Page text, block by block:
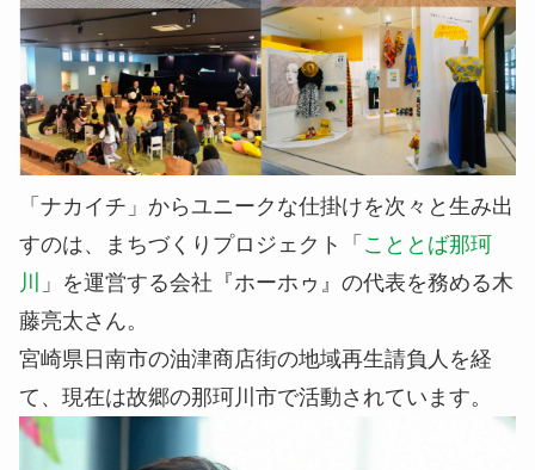
「ナカイチ」からユニークな仕掛けを次々と生み出
すのは、まちづくりプロジェクト「 こととば那珂
川
」を運営する会社『ホーホゥ』の代表を務める木
藤亮太さん。
宮崎県日南市の油津商店街の地域再生請負人を経
て、現在は故郷の那珂川市で活動されています。